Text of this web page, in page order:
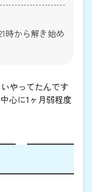
時から解き始め
やってたんです
心に1ヶ月弱程度